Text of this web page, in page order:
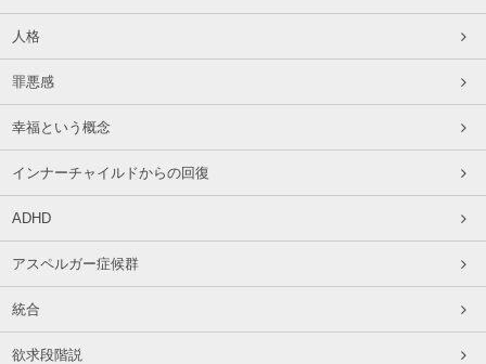
人格
罪悪感
幸福という概念
インナーチャイルドからの回復
ADHD
アスペルガー症候群
統合
欲求段階説